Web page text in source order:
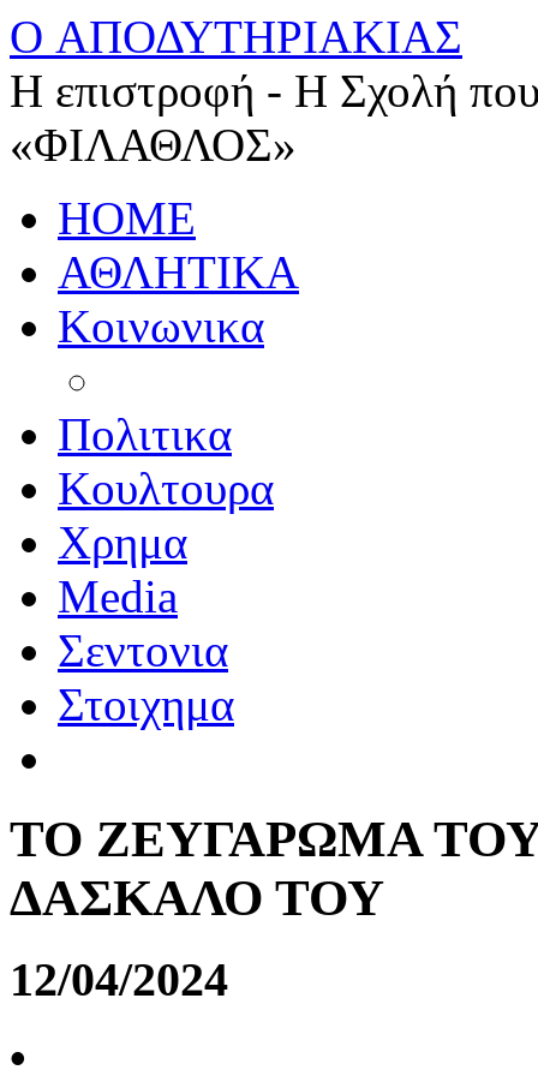
O ΑΠΟΔΥΤΗΡΙΑΚΙΑΣ
Η επιστροφή - Η Σχολή
«ΦΙΛΑΘΛΟΣ»
HOME
ΑΘΛΗΤΙΚΑ
Κοινωνικα
Πολιτικα
Κουλτουρα
Χρημα
Media
Σεντονια
Στοιχημα
ΤΟ ΖΕΥΓΑΡΩΜΑ
ΔΑΣΚΑΛΟ ΤΟΥ
12/04/2024
•